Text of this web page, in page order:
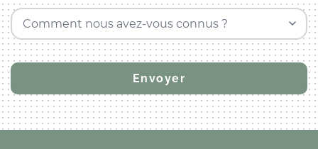
Comment nous avez-vous connus ?